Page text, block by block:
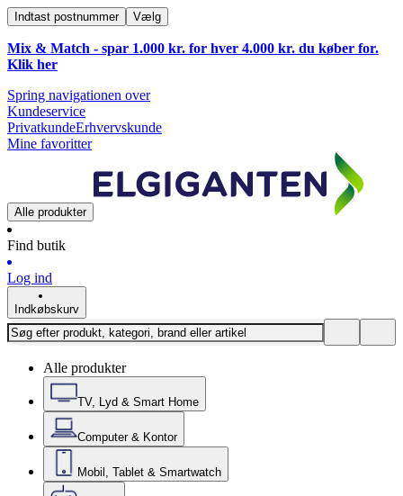
Indtast postnummer Vælg
Mix & Match - spar 1.000 kr. for hver 4.000 kr. du køber for.
Klik her
Spring navigationen over
Kundeservice
PrivatkundeErhvervskunde
Mine favoritter
Alle produkter
Find butik
Log ind
Indkøbskurv
Alle produkter
TV, Lyd & Smart Home
Computer & Kontor
Mobil, Tablet & Smartwatch